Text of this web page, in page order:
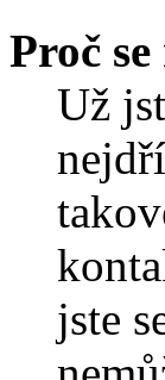
Proč
Už
jste